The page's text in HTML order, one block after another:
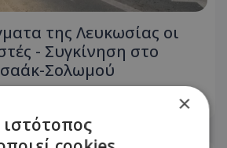
της Λευκωσίας οι
- Συγκίνηση στο
Σολωμού
×